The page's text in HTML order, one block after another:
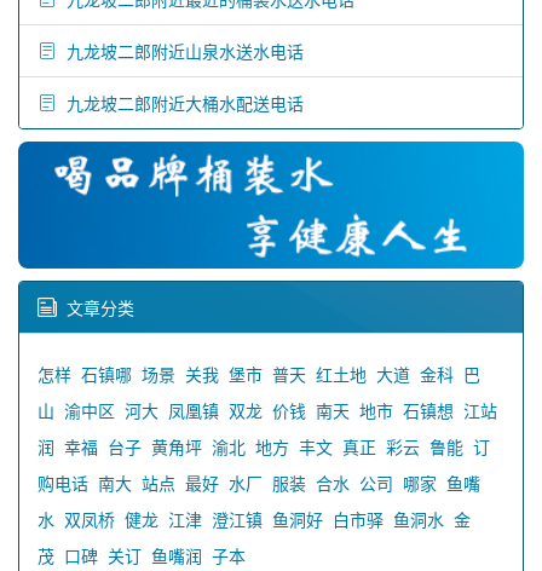
九龙坡二郎附近山泉水送水电话
九龙坡二郎附近大桶水配送电话
文章分类
怎样 石镇哪 场景 关我 堡市 普天 红土地 大道 金科 巴
山 渝中区 河大 凤凰镇 双龙 价钱 南天 地市 石镇想 江站
润 幸福 台子 黄角坪 渝北 地方 丰文 真正 彩云 鲁能 订
购电话 南大 站点 最好 水厂 服装 合水 公司 哪家 鱼嘴
水 双凤桥 健龙 江津 澄江镇 鱼洞好 白市驿 鱼洞水 金
茂 口碑 关订 鱼嘴润 子本